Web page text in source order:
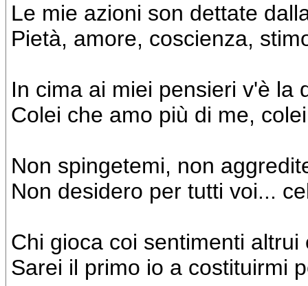
Le mie azioni son dettate
Pietà, amore, coscienza,
In cima ai miei pensieri v'è la
Colei che amo più di me,
Non spingetemi, non
Non desidero per tutti voi...
Chi gioca coi sentimenti
Sarei il primo io a costituirmi